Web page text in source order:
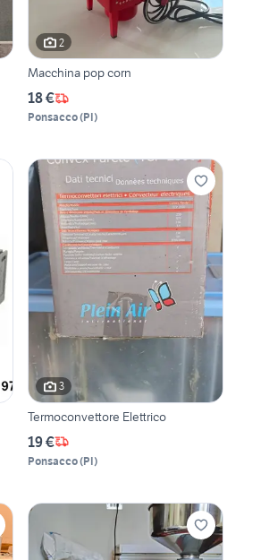
2
Macchina pop corn
18 €
Ponsacco(PI)
3
Termoconvettore Elettrico
19 €
Ponsacco(PI)